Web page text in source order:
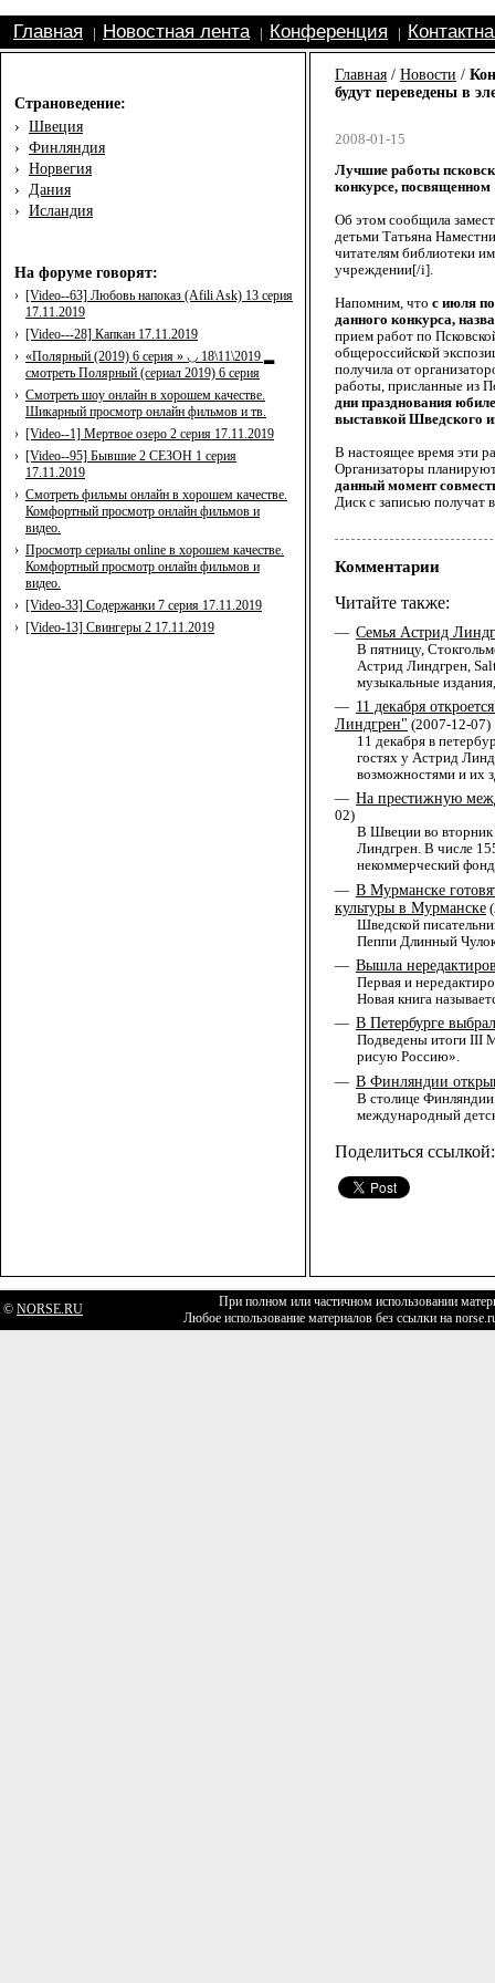
Главная Новостная лента| Конференция
Страноведение:
› Швеция
› Финляндия
› Норвегия
› Дания
› Исландия
На форуме говорят:
› [Video--63] Любовь напоказ (Afili Ask) 13 серия
17.11.2019
› [Video---28] Капкан 17.11.2019
› «Полярный (2019) 6 серия » ◡ 18\11\2019 ▂
смотреть Полярный (сериал 2019) 6 серия
› Смотреть шоу онлайн в хорошем качестве.
Шикарный просмотр онлайн фильмов и тв.
› [Video--1] Мертвое озеро 2 серия 17.11.2019
› [Video--95] Бывшие 2 СЕЗОН 1 серия
17.11.2019
› Смотреть фильмы онлайн в хорошем качестве.
Комфортный просмотр онлайн фильмов и
видео.
› Просмотр сериалы online в хорошем качестве.
Комфортный просмотр онлайн фильмов и
видео.
› [Video-33] Содержанки 7 серия 17.11.2019
› [Video-13] Свингеры 2 17.11.2019
Главная / Новости /
будут переведены в
2008-01-15
Лучшие работы
конкурсе, посвященном
Об этом сообщила
детьми Татьяна
читателям библиотеки
учреждении[/i].
Напомним, что с июля
данного конкурса,
прием работ по
общероссийской
получила от
работы, присланные из
дни празднования
выставкой Шведского
В настоящее время эти
Организаторы
данный момент
Диск с записью получат
Комментарии
Читайте также:
— Семья Астрид
В пятницу,
Астрид Линдгрен,
музыкальные
— 11 декабря
Линдгрен" (2007-12-07)
11 декабря в
гостях у Астрид
возможностями и их
— На престижную
02)
В Швеции во вторник
Линдгрен. В числе
некоммерческий
— В Мурманске
культуры в Мурманске
Шведской
Пеппи Длинный
— Вышла
Первая и
Новая книга
— В Петербурге
Подведены итоги III
рисую Россию».
— В Финляндии
В столице Финляндии
международный
Поделиться ссылкой:
© NORSE.RU
При полном или частичном использовании
Любое использование материалов без ссылки на